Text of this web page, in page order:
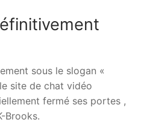
sous le slogan «
site de chat vidéo
fermé ses portes ,
Brooks.